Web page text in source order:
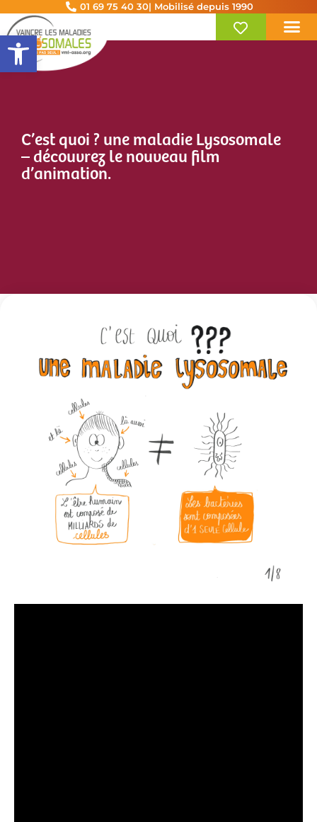
Ouvrir la barre d’outils
01 69 75 40 30| Mobilisé depuis 1990
C’est quoi ? une maladie Lysosomale
– découvrez le nouveau film
d’animation.